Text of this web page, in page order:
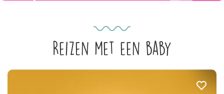
Reizen met een baby